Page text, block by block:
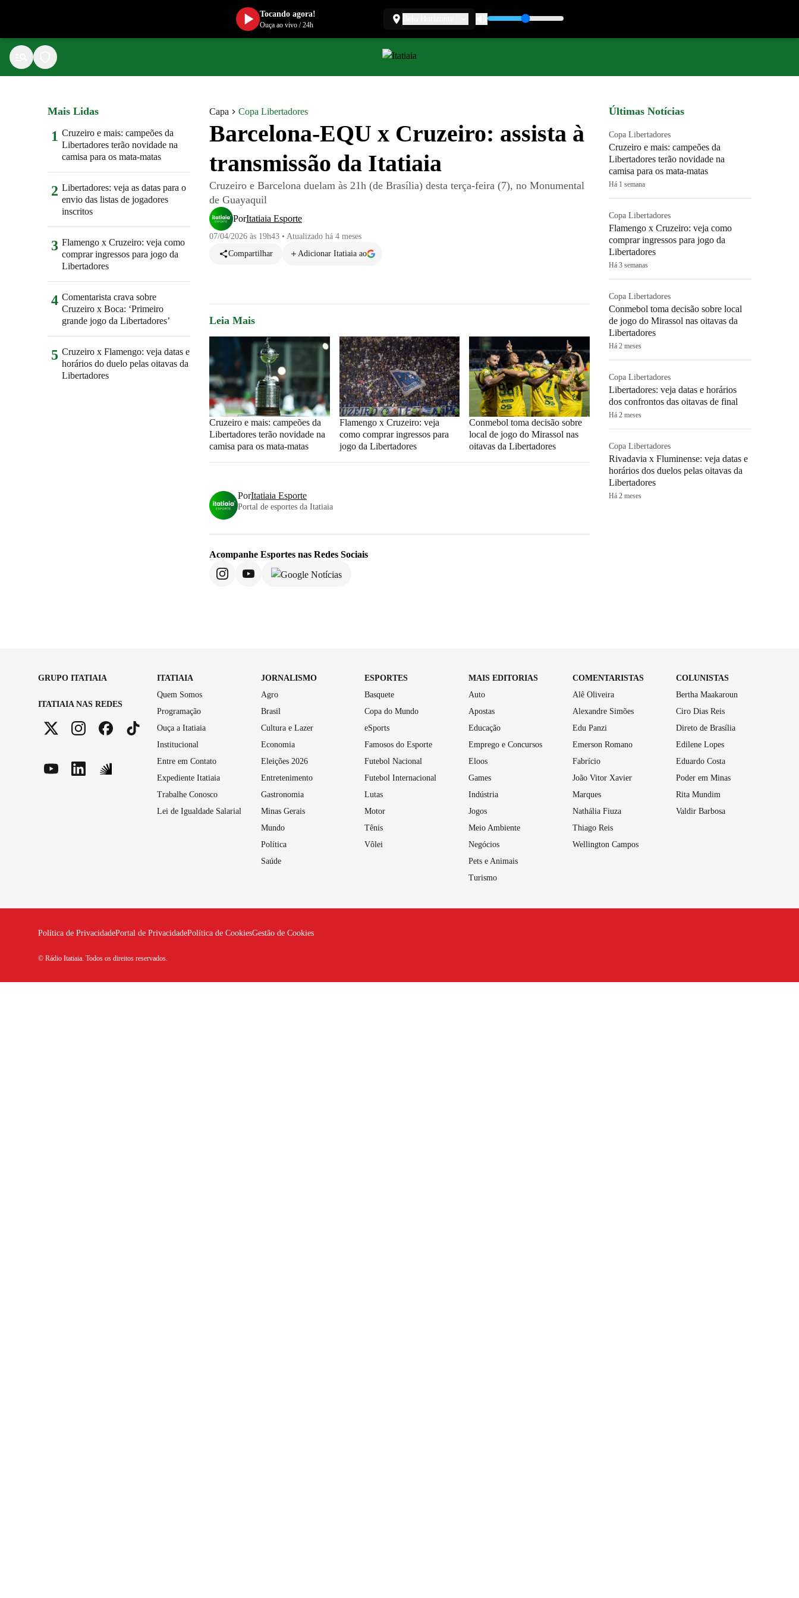
Capa Copa Libertadores
Barcelona-EQU x Cruzeiro: assista à
transmissão da Itatiaia
Cruzeiro e Barcelona duelam às 21h (de Brasília) desta terça-feira (7), no Monumental
de Guayaquil
PorItatiaia Esporte
07/04/2026 às 19h43 • Atualizado há 4 meses
Compartilhar
Adicionar Itatiaia ao
Leia Mais
Cruzeiro e mais: campeões da
Libertadores terão novidade na
camisa para os mata-matas
Flamengo x Cruzeiro: veja
como comprar ingressos para
jogo da Libertadores
Conmebol toma decisão sobre
local de jogo do Mirassol nas
oitavas da Libertadores
PorItatiaia Esporte
Portal de esportes da Itatiaia
Acompanhe Esportes nas Redes Sociais
Mais Lidas
1 Cruzeiro e mais: campeões da
Libertadores terão novidade na
camisa para os mata-matas
2 Libertadores: veja as datas para o
envio das listas de jogadores
inscritos
3 Flamengo x Cruzeiro: veja como
comprar ingressos para jogo da
Libertadores
4 Comentarista crava sobre
Cruzeiro x Boca: ‘Primeiro
grande jogo da Libertadores’
5 Cruzeiro x Flamengo: veja datas e
horários do duelo pelas oitavas da
Libertadores
Últimas Notícias
Copa Libertadores
Cruzeiro e mais: campeões da
Libertadores terão novidade na
camisa para os mata-matas
Há 1 semana
Copa Libertadores
Flamengo x Cruzeiro: veja como
comprar ingressos para jogo da
Libertadores
Há 3 semanas
Copa Libertadores
Conmebol toma decisão sobre local
de jogo do Mirassol nas oitavas da
Libertadores
Há 2 meses
Copa Libertadores
Libertadores: veja datas e horários
dos confrontos das oitavas de final
Há 2 meses
Copa Libertadores
Rivadavia x Fluminense: veja datas e
horários dos duelos pelas oitavas da
Libertadores
Há 2 meses
GRUPO ITATIAIA
ITATIAIA NAS REDES
ITATIAIA
Quem Somos
Programação
Ouça a Itatiaia
Institucional
Entre em Contato
Expediente Itatiaia
Trabalhe Conosco
Lei de Igualdade Salarial
JORNALISMO
Agro
Brasil
Cultura e Lazer
Economia
Eleições 2026
Entretenimento
Gastronomia
Minas Gerais
Mundo
Política
Saúde
ESPORTES
Basquete
Copa do Mundo
eSports
Famosos do Esporte
Futebol Nacional
Futebol Internacional
Lutas
Motor
Tênis
Vôlei
MAIS EDITORIAS
Auto
Apostas
Educação
Emprego e Concursos
Eloos
Games
Indústria
Jogos
Meio Ambiente
Negócios
Pets e Animais
Turismo
COMENTARISTAS
Alê Oliveira
Alexandre Simões
Edu Panzi
Emerson Romano
Fabrício
João Vitor Xavier
Marques
Nathália Fiuza
Thiago Reis
Wellington Campos
COLUNISTAS
Bertha Maakaroun
Ciro Dias Reis
Direto de Brasília
Edilene Lopes
Eduardo Costa
Poder em Minas
Rita Mundim
Valdir Barbosa
Política de PrivacidadePortal de PrivacidadePolítica de CookiesGestão de Cookies
© Rádio Itatiaia. Todos os direitos reservados.
Tocando agora!
Ouça ao vivo/24h